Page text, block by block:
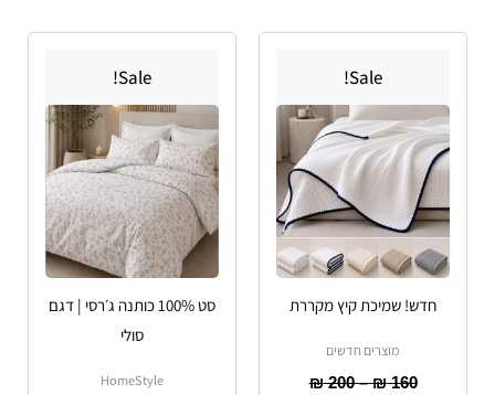
Sale!
חדש! שמיכת קיץ מקררת
מוצרים חדשים
₪160
–
₪200
עד
⁦₪ 200⁩
עד
⁦₪ 170⁩
יש
מספר
סוגים.
ניתן
לבחור
את
האפשרויות
בעמוד
Sale!
סט 100% כותנה ג׳רסי | דגם
סולי
HomeStyle
עד
⁦₪ 187⁩
עד
⁦₪ 158.95⁩
יש
מספר
סוגים.
ניתן
לבחור
את
האפשרויות
בעמוד